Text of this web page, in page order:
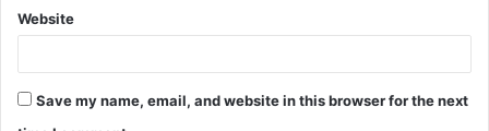
Website
Save my name, email, and website in this browser for the next